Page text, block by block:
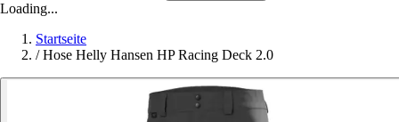
Loading...
Startseite
/ Hose Helly Hansen HP Racing Deck 2.0